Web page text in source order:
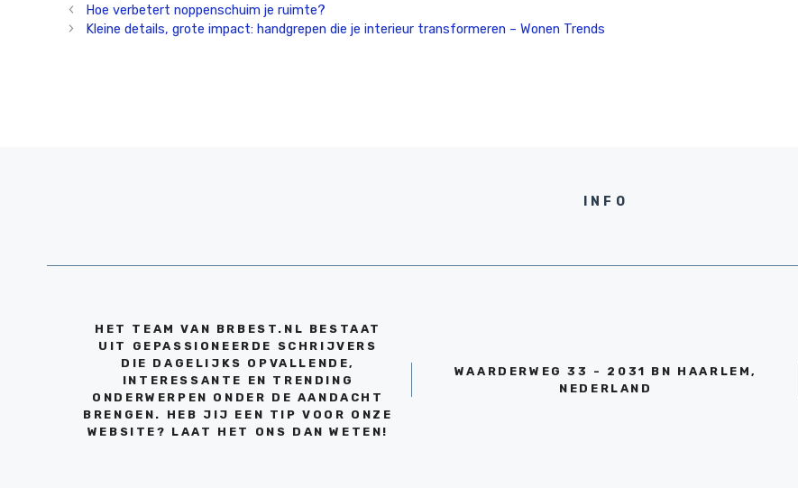
Hoe verbetert noppenschuim je ruimte?
Kleine details, grote impact: handgrepen die je interieur transformeren – Wonen Trends
INFO
HET TEAM VAN BRBEST.NL BESTAAT
UIT GEPASSIONEERDE SCHRIJVERS
DIE DAGELIJKS OPVALLENDE,
INTERESSANTE EN TRENDING
ONDERWERPEN ONDER DE AANDACHT
BRENGEN. HEB JIJ EEN TIP VOOR ONZE
WEBSITE? LAAT HET ONS DAN WETEN!
WAARDERWEG 33 - 2031 BN HAARLEM,
NEDERLAND